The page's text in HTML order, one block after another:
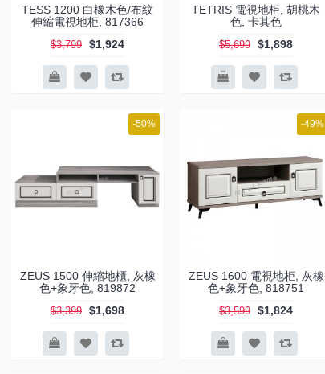
TESS 1200 白橡木色/布紋
伸縮電視地柜, 817366
$3,799 $1,924
TETRIS 電視地柜, 胡桃木
色, 卡其色
$5,699 $1,898
-50%
ZEUS 1500 伸縮地櫃, 灰橡
色+象牙色, 819872
$3,399 $1,698
-49%
ZEUS 1600 電視地柜, 灰橡
色+象牙色, 818751
$3,599 $1,824